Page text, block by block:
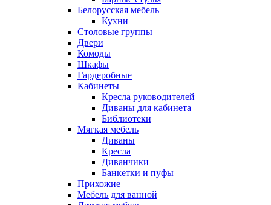
Белорусская мебель
Кухни
Столовые группы
Двери
Комоды
Шкафы
Гардеробные
Кабинеты
Кресла руководителей
Диваны для кабинета
Библиотеки
Мягкая мебель
Диваны
Кресла
Диванчики
Банкетки и пуфы
Прихожие
Мебель для ванной